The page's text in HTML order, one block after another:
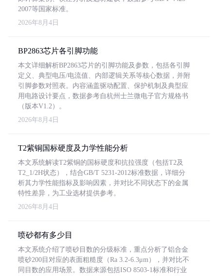
2007等国家标准。
2026年8月4日
BP2863芯片各引脚功能
本文详细解析BP2863芯片的引脚功能及参数，包括各引脚
定义、典型电压/电流值、内部逻辑关系等核心数据，并附
引脚参数对照表。内容涵盖驱动配置、保护机制及典型应
用电路设计要点，数据参考自杭州士兰微电子官方规格书
（版本V1.2）。
2026年8月4日
T2紫铜国标硬度及力学性能分析
本文系统解读T2紫铜的国标硬度和抗拉强度（包括T2及
T2_1/2H状态），结合GB/T 5231-2012标准数据，详细分
析其力学性能指标及影响因素，并对比不同状态下的金属
特性差异，为工业选材提供参考。
2026年8月4日
喷砂都有多少目
本文系统介绍了喷砂目数的分级标准，重点分析了铝合金
喷砂200目对应的表面粗糙度（Ra 3.2-6.3μm），并对比不
同目数的应用场景。数据来源包括ISO 8503-1标准和行业